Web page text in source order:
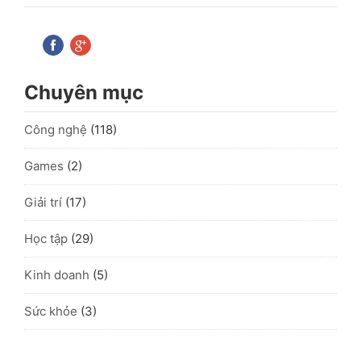
Chuyên mục
Công nghệ (118)
Games (2)
Giải trí (17)
Học tập (29)
Kinh doanh (5)
Sức khỏe (3)